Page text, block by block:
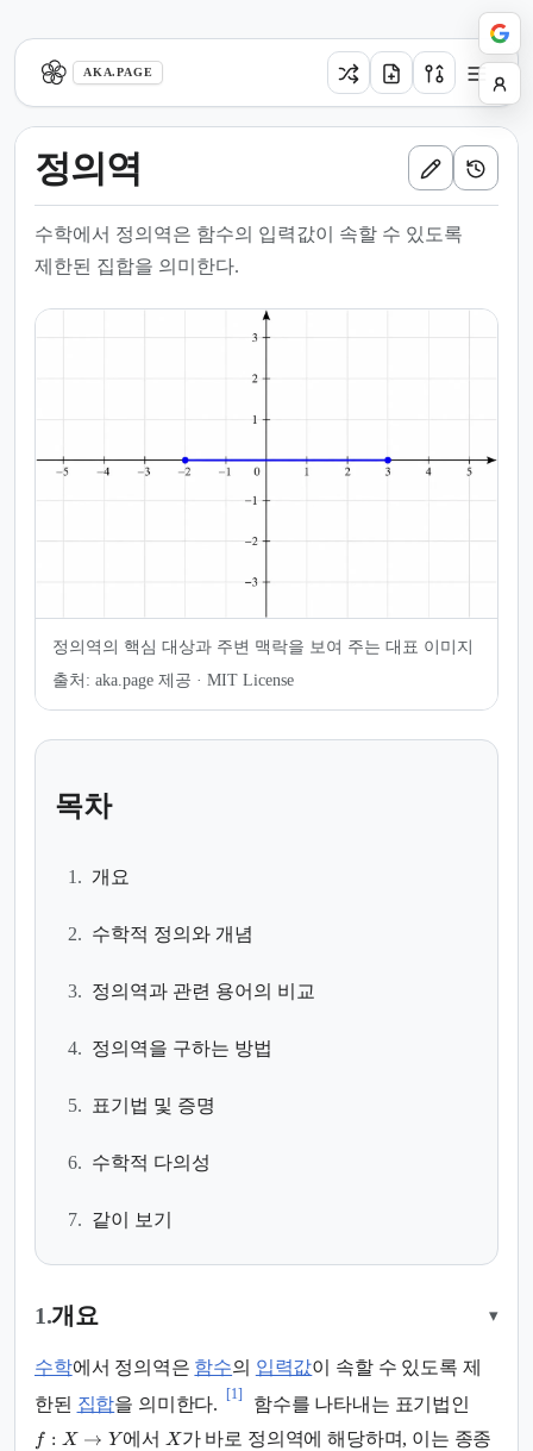
AKA.PAGE
정의역
수학에서 정의역은 함수의 입력값이 속할 수 있도록
제한된 집합을 의미한다.
정의역의 핵심 대상과 주변 맥락을 보여 주는 대표 이미지
출처: aka.page 제공 · MIT License
목차
1. 개요
2. 수학적 정의와 개념
3. 정의역과 관련 용어의 비교
4. 정의역을 구하는 방법
5. 표기법 및 증명
6. 수학적 다의성
7. 같이 보기
1.개요 ▾
수학에서 정의역은 함수의 입력값이 속할 수 있도록 제
한된 집합을 의미한다.
[1]
함수를 나타내는 표기법인
f : X → Y 에서 X가 바로 정의역에 해당하며, 이는 종종